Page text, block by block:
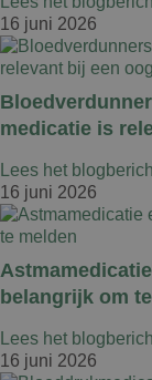
16 juni 2026
medicatie is
Lees het
16 juni 2026
belangrijk om
Lees het
16 juni 2026